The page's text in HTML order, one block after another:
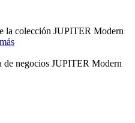
la colección JUPITER Modern
más
negocios JUPITER Modern